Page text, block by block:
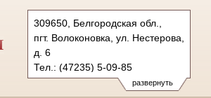
развернуть
309650, Белгородская обл.,
пгт. Волоконовка, ул. Нестерова,
д. 6
Тел.: (47235) 5-09-85
volokonovsky.blg@sudrf.ru